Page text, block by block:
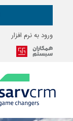
ورود به نرم افزار